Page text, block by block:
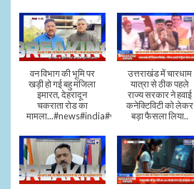
वन विभाग की भूमि पर
खड़ी हो गई बहु मंजिला
इमारत, देहरादून
चकराता रोड का
मामला...#news#india#video
उत्तराखंड में चारधाम
यात्रा से ठीक पहले
राज्य सरकार ने हवाई
कनेक्टिविटी को लेकर
बड़ा फैसला लिया..